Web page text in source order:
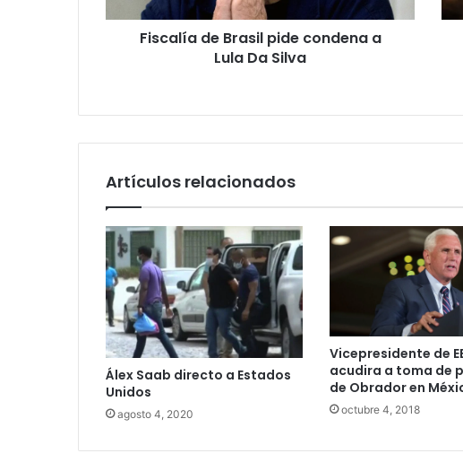
Silva
Fiscalía de Brasil pide condena a
Lula Da Silva
Artículos relacionados
Álex Saab directo a Estados
Unidos
agosto 4, 2020
Vicepresidente de
acudira a toma de
de Obrador en
octubre 4, 2018